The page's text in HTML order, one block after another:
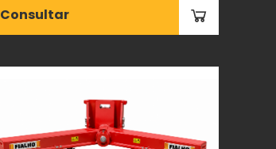
Consultar